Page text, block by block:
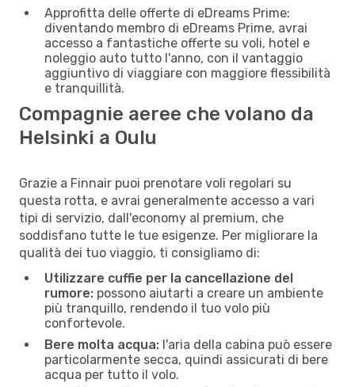
Approfitta delle offerte di eDreams Prime:
diventando membro di eDreams Prime, avrai
accesso a fantastiche offerte su voli, hotel e
noleggio auto tutto l'anno, con il vantaggio
aggiuntivo di viaggiare con maggiore flessibilità
e tranquillità.
Compagnie aeree che volano da
Helsinki a Oulu
Grazie a Finnair puoi prenotare voli regolari su
questa rotta, e avrai generalmente accesso a vari
tipi di servizio, dall'economy al premium, che
soddisfano tutte le tue esigenze. Per migliorare la
qualità dei tuo viaggio, ti consigliamo di:
Utilizzare cuffie per la cancellazione del
rumore: possono aiutarti a creare un ambiente
più tranquillo, rendendo il tuo volo più
confortevole.
Bere molta acqua: l'aria della cabina può essere
particolarmente secca, quindi assicurati di bere
acqua per tutto il volo.